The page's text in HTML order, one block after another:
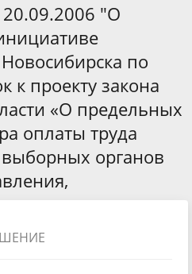
"О
по
к проекту закона
«О предельных
оплаты труда
органов